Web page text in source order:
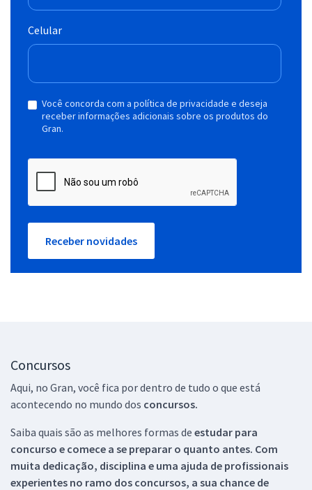
Celular
Você concorda com a política de privacidade e deseja
receber informações adicionais sobre os produtos do
Gran.
Receber novidades
Concursos
Aqui, no Gran, você fica por dentro de tudo o que está
acontecendo no mundo dos concursos.
Saiba quais são as melhores formas de estudar para
concurso e comece a se preparar o quanto antes. Com
muita dedicação, disciplina e uma ajuda de profissionais
experientes no ramo dos concursos, a sua chance de